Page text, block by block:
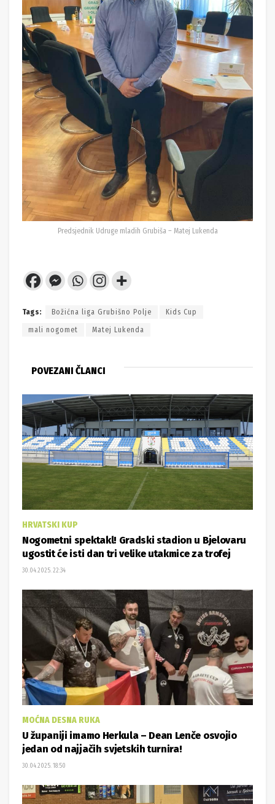
Predsjednik Udruge mladih Grubiša – Matej Lukenda
Tags: Božićna liga Grubišno Polje Kids Cup
mali nogomet Matej Lukenda
POVEZANI ČLANCI
HRVATSKI KUP
Nogometni spektakl! Gradski stadion u Bjelovaru
ugostit će isti dan tri velike utakmice za trofej
30.04.2025. 22:34
MOĆNA DESNA RUKA
U županiji imamo Herkula – Dean Lenče osvojio
jedan od najjačih svjetskih turnira!
30.04.2025. 18:50